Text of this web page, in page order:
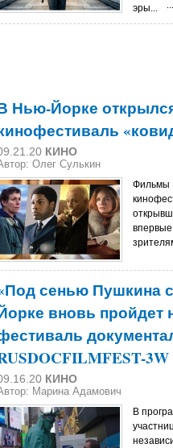
эры...
Нью-Йорке
КИНО
Олег Сулькин
Фильмы
сенью Пушкина
вновь пройдет
3W
КИНО
Марина Адамович
В